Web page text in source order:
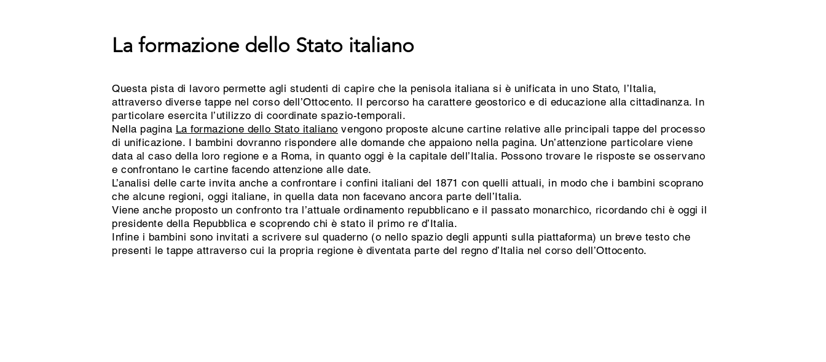
La formazione dello Stato italiano
Questa pista di lavoro permette agli studenti di capire che la penisola italiana si è unificata in uno Stato, l’Italia,
attraverso diverse tappe nel corso dell’Ottocento. Il percorso ha carattere geostorico e di educazione alla cittadinanza. In
particolare esercita l’utilizzo di coordinate spazio-temporali.
Nella pagina La formazione dello Stato italiano vengono proposte alcune cartine relative alle principali tappe del processo
di unificazione. I bambini dovranno rispondere alle domande che appaiono nella pagina. Un’attenzione particolare viene
data al caso della loro regione e a Roma, in quanto oggi è la capitale dell’Italia. Possono trovare le risposte se osservano
e confrontano le cartine facendo attenzione alle date.
L’analisi delle carte invita anche a confrontare i confini italiani del 1871 con quelli attuali, in modo che i bambini scoprano
che alcune regioni, oggi italiane, in quella data non facevano ancora parte dell’Italia.
Viene anche proposto un confronto tra l’attuale ordinamento repubblicano e il passato monarchico, ricordando chi è oggi il
presidente della Repubblica e scoprendo chi è stato il primo re d’Italia.
Infine i bambini sono invitati a scrivere sul quaderno (o nello spazio degli appunti sulla piattaforma) un breve testo che
presenti le tappe attraverso cui la propria regione è diventata parte del regno d’Italia nel corso dell’Ottocento.